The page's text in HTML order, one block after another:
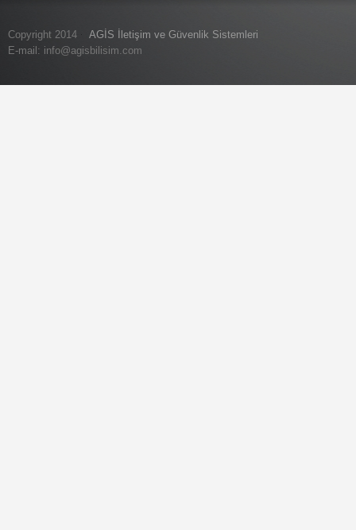
Copyright 2014
AGİS İletişim ve Güvenlik Sistemleri
E-mail: info@agisbilisim.com